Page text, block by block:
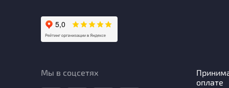
Мы в соцсетях
оплате